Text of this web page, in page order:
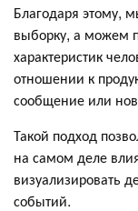
Благодаря этому,
выборку, а можем
характеристик
отношении к
сообщение или
Такой подход
на самом деле
визуализировать
событий.